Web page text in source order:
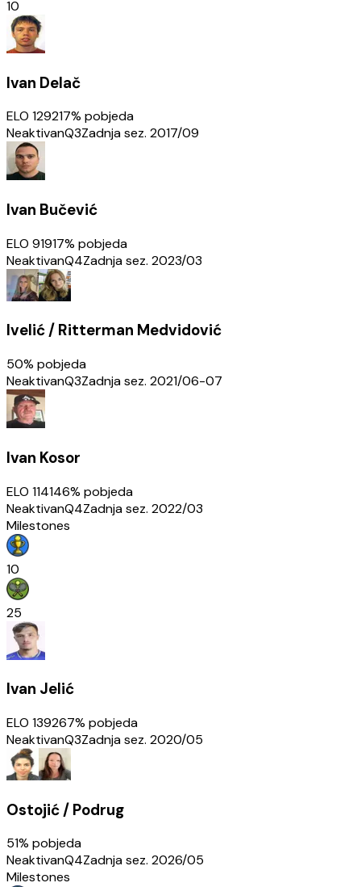
10
Ivan Delač
ELO 129217% pobjeda
NeaktivanQ3Zadnja sez. 2017/09
Ivan Bučević
ELO 91917% pobjeda
NeaktivanQ4Zadnja sez. 2023/03
Ivelić / Ritterman Medvidović
50% pobjeda
NeaktivanQ3Zadnja sez. 2021/06-07
Ivan Kosor
ELO 114146% pobjeda
NeaktivanQ4Zadnja sez. 2022/03
Milestones
10
25
Ivan Jelić
ELO 139267% pobjeda
NeaktivanQ3Zadnja sez. 2020/05
Ostojić / Podrug
51% pobjeda
NeaktivanQ4Zadnja sez. 2026/05
Milestones